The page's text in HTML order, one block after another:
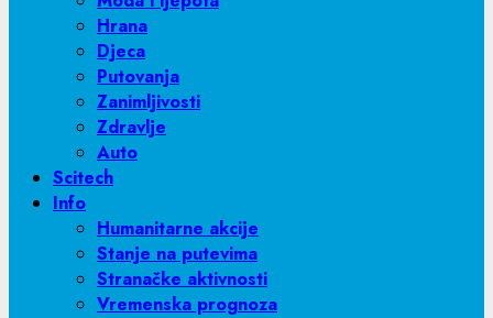
Hrana
Djeca
Putovanja
Zanimljivosti
Zdravlje
Auto
Scitech
Info
Humanitarne akcije
Stanje na putevima
Stranačke aktivnosti
Vremenska prognoza